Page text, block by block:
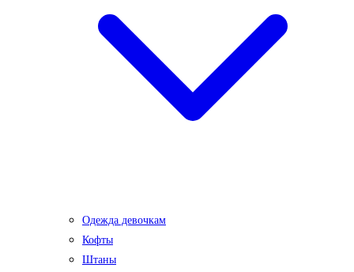
Одежда девочкам
Кофты
Штаны